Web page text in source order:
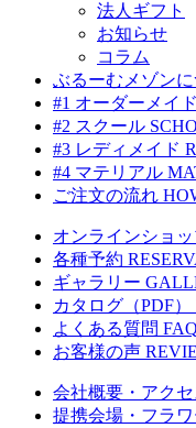
法人ギフト
お知らせ
コラム
ぶるーむメゾン
#1 オーダーメイド
#2 スクール
#3 レディメイド
#4 マテリアル
ご注文の流れ
オンラインショ
各種予約
ギャラリー
カタログ（PDF）
よくある質問 FAQ
お客様の声
会社概要・アクセ
提携会場・フラ